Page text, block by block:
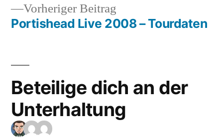
Vorheriger Beitrag
Beitrag:
Portishead Live 2008 – Tourdaten
Beteilige dich an der
Unterhaltung